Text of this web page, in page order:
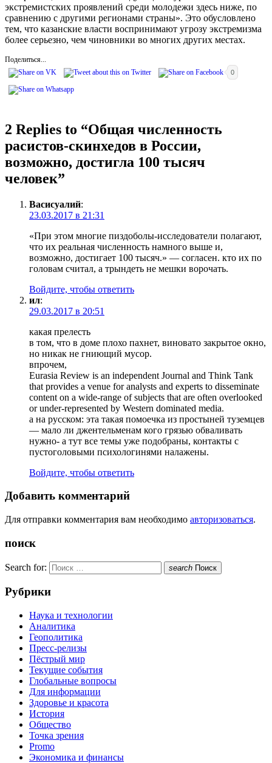
экстремистских проявлений среди молодежи здесь ниже, по
сравнению с другими регионами страны». Это обусловлено
тем, что казанские власти воспринимают угрозу экстремизма
более серьезно, чем чиновники во многих других местах.
Поделиться...
0
2 Replies to “Общая численность
расистов-скинхедов в России,
возможно, достигла 100 тысяч
человек”
Васисуалий:
23.03.2017 в 21:31
«При этом многие пиздоболы-исследователи полагают,
что их реальная численность намного выше и,
возможно, достигает 100 тысяч.» — согласен. кто их по
головам считал, а трындеть не мешки ворочать.
Войдите, чтобы ответить
ил:
29.03.2017 в 20:51
какая прелесть
в том, что в доме плохо пахнет, виновато закрытое окно,
но никак не гниющий мусор.
впрочем,
Eurasia Review is an independent Journal and Think Tank
that provides a venue for analysts and experts to disseminate
content on a wide-range of subjects that are often overlooked
or under-represented by Western dominated media.
а на русском: эта такая помоечка из простыней туземцев
— мало ли джентельменам кого грязью обваливать
нужно- а тут все темы уже подобраны, контакты с
пустоголовыми психологинями налажены.
Войдите, чтобы ответить
Добавить комментарий
Для отправки комментария вам необходимо авторизоваться.
поиск
Search for: search Поиск
Рубрики
Наука и технологии
Аналитика
Геополитика
Пресс-релизы
Пёстрый мир
Текущие события
Глобальные вопросы
Для информации
Здоровье и красота
История
Общество
Точка зрения
Promo
Экономика и финансы